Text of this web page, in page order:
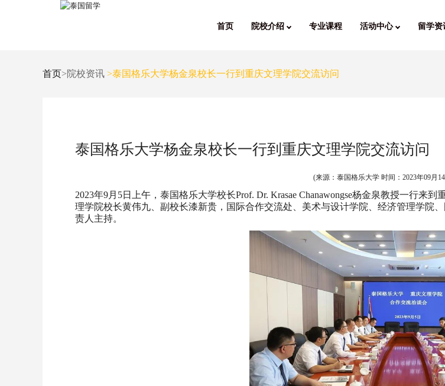
首页 院校介绍 专业课程 活动中心 留学资
首页>院校资讯 >泰国格乐大学杨金泉校长一行到重庆文理学院交流访问
泰国格乐大学杨金泉校长一行到重庆文理学院交流访问
(来源：泰国格乐大学 时间： 2023年09月
2023年9月5日上午，泰国格乐大学校长Prof. Dr. Krasae Chanawongse杨金泉教授一行来
理学院校长黄伟九、副校长漆新贵，国际合作交流处、美术与设计学院、经济管理学院
责人主持。